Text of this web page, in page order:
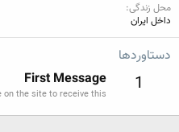
محل زندگی
داخل ایران
دستاوردها
1
First Message
the site to receive this.